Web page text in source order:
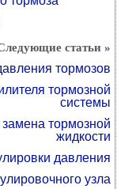
статьи »
тормозов
тормозной
системы
тормозной
жидкости
давления
узла